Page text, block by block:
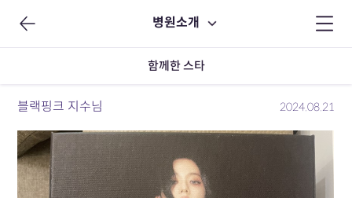
병원소개
함께한 스타
블랙핑크 지수님 2024.08.21